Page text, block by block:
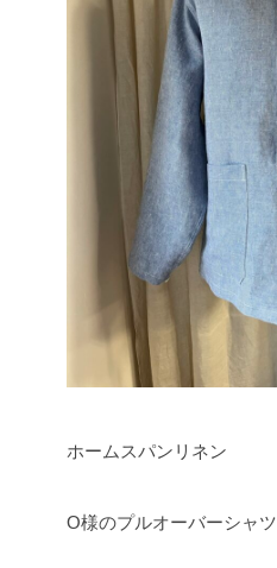
ホームスパンリネン
O様のプルオーバーシャツ